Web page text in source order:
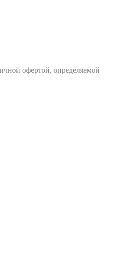
офертой, определяемой